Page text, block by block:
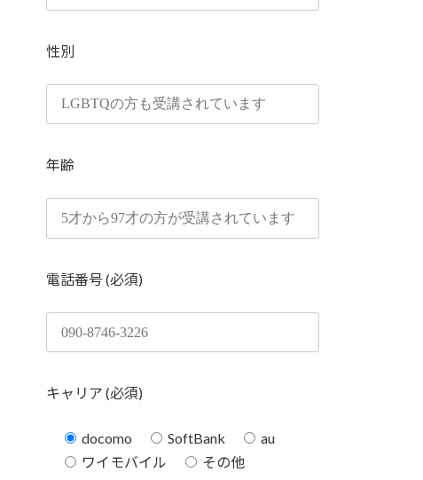
性別
年齢
電話番号 (必須)
キャリア (必須)
docomo SoftBank
au
ワイモバイル
その他